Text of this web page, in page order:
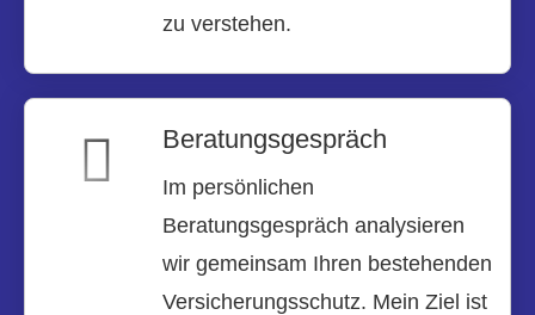
zu verstehen.
Beratungsgespräch
Im persönlichen
Beratungsgespräch analysieren
wir gemeinsam Ihren bestehenden
Versicherungsschutz. Mein Ziel ist